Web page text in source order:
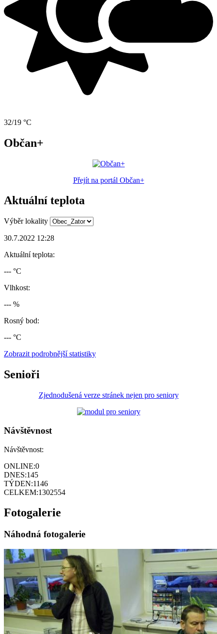
32/19 °C
Občan+
Přejít na portál Občan+
Aktuální teplota
Výběr lokality
30.7.2022 12:28
Aktuální teplota:
--- °C
Vlhkost:
--- %
Rosný bod:
--- °C
Zobrazit podrobnější statistiky
Senioři
Zjednodušená verze stránek nejen pro seniory
Návštěvnost
Návštěvnost:
ONLINE:0
DNES:145
TÝDEN:1146
CELKEM:1302554
Fotogalerie
Náhodná fotogalerie